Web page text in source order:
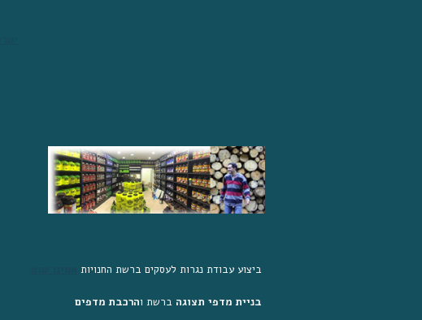
ביצוע עבודת נגרות לעסקים ברשת החנויות
בניית מדפי תצוגה ברשת והרכבת מדפים